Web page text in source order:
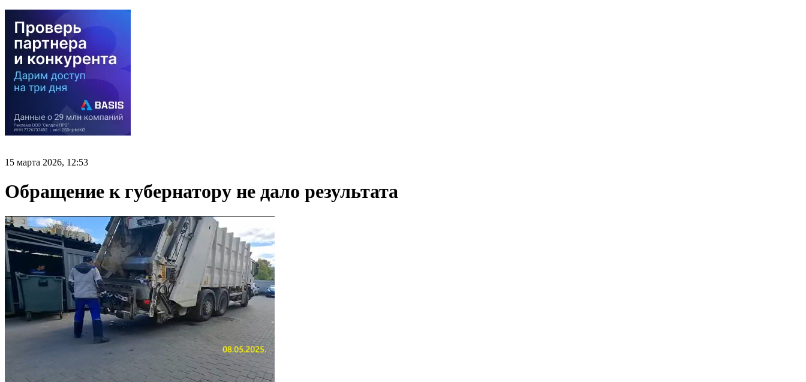
15 марта 2026, 12:53
Обращение к губернатору не дало результата